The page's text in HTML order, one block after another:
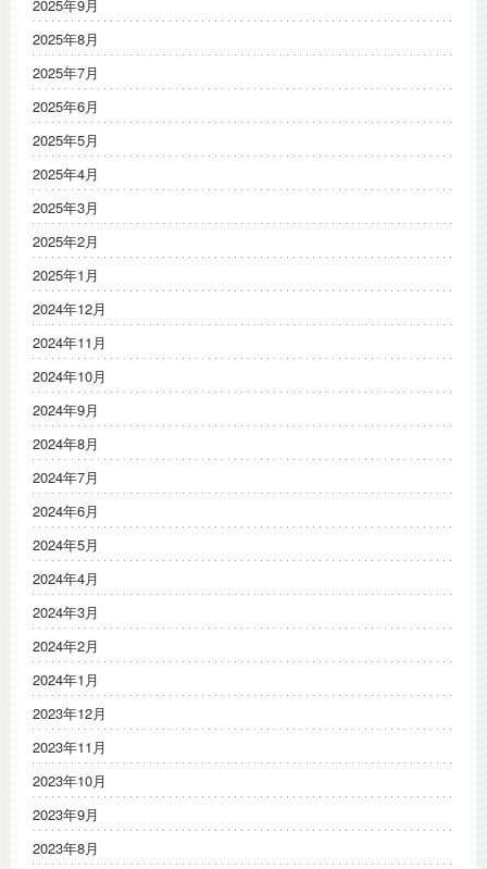
2025年9月
2025年8月
2025年7月
2025年6月
2025年5月
2025年4月
2025年3月
2025年2月
2025年1月
2024年12月
2024年11月
2024年10月
2024年9月
2024年8月
2024年7月
2024年6月
2024年5月
2024年4月
2024年3月
2024年2月
2024年1月
2023年12月
2023年11月
2023年10月
2023年9月
2023年8月